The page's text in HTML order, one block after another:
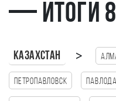
— итоги
Казахстан >
Петропавловск